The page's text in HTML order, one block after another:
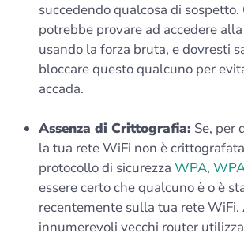
succedendo qualcosa di
potrebbe provare ad accedere
usando la forza bruta, e dovresti
bloccare questo qualcuno per
accada.
Assenza di Crittografia: Se, per
la tua rete WiFi non è
protocollo di sicurezza WPA,
essere certo che qualcuno è o è
recentemente sulla tua rete WiFi.
innumerevoli vecchi router